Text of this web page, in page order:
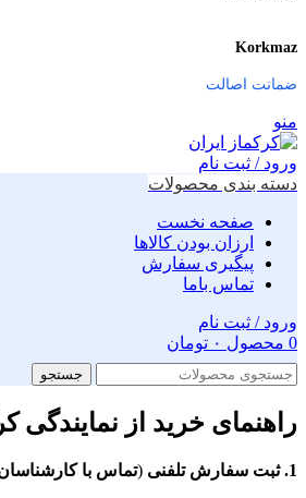
Korkmaz
ضمانت اصالت
منو
ورود / ثبت نام
دسته بندی محصولات
صفحه نخست
ارزان بودن کالاها
پیگیری سفارش
تماس باما
ورود / ثبت نام
0 محصول ۰ تومان
جستجو
راهنمای خرید از نمایندگی
1. ثبت سفارش تلفنی (تماس با